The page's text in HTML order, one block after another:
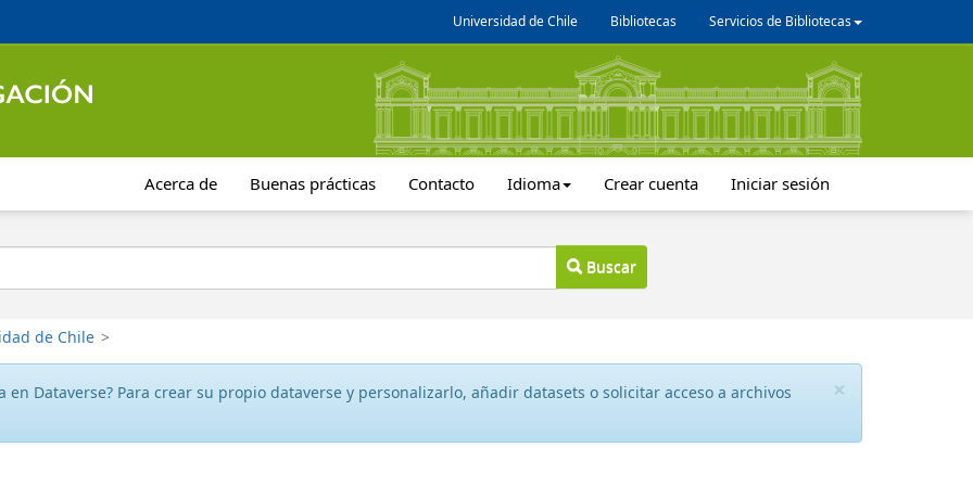
Universidad de Chile Bibliotecas Servicios de Bibliotecas
Acerca de Buenas prácticas Contacto Idioma Crear cuenta Iniciar sesión
Buscar
de Chile >
×
en Dataverse? Para crear su propio dataverse y personalizarlo, añadir datasets o solicitar acceso a archivos